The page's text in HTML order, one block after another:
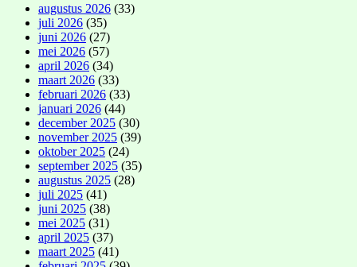
augustus 2026 (33)
juli 2026 (35)
juni 2026 (27)
mei 2026 (57)
april 2026 (34)
maart 2026 (33)
februari 2026 (33)
januari 2026 (44)
december 2025 (30)
november 2025 (39)
oktober 2025 (24)
september 2025 (35)
augustus 2025 (28)
juli 2025 (41)
juni 2025 (38)
mei 2025 (31)
april 2025 (37)
maart 2025 (41)